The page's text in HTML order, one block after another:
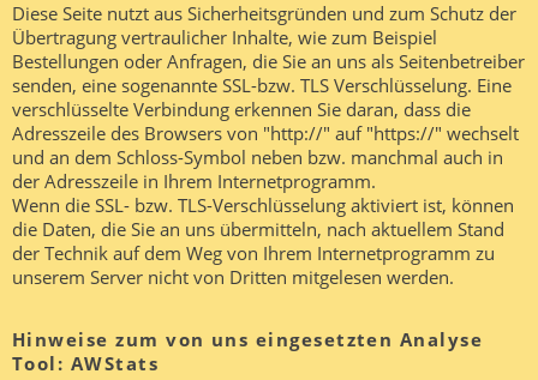
Diese Seite nutzt aus Sicherheitsgründen und zum Schutz der
Übertragung vertraulicher Inhalte, wie zum Beispiel
Bestellungen oder Anfragen, die Sie an uns als Seitenbetreiber
senden, eine sogenannte SSL-bzw. TLS Verschlüsselung. Eine
verschlüsselte Verbindung erkennen Sie daran, dass die
Adresszeile des Browsers von "http://" auf "https://" wechselt
und an dem Schloss-Symbol neben bzw. manchmal auch in
der Adresszeile in Ihrem Internetprogramm.
Wenn die SSL- bzw. TLS-Verschlüsselung aktiviert ist, können
die Daten, die Sie an uns übermitteln, nach aktuellem Stand
der Technik auf dem Weg von Ihrem Internetprogramm zu
unserem Server nicht von Dritten mitgelesen werden.
Hinweise zum von uns eingesetzten Analyse
Tool: AWStats